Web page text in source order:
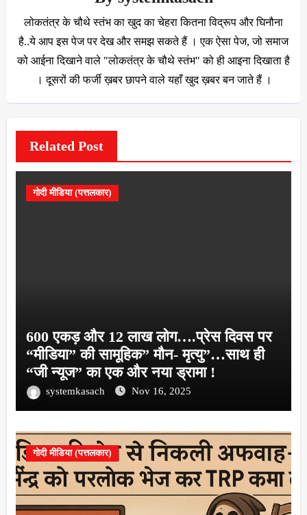
लोकतंत्र के चौथे स्तंभ का खुद का चेहरा कितना विद्रूप और घिनौना
है..ये आप इस पेज पर देख और समझ सकते हैं । एक ऐसा पेज, जो समाज
को आईना दिखाने वाले "लोकतंत्र के चौथे स्तंभ" को ही आइना दिखाता है
। दूसरों की फर्जी ख़बर छापने वाले यहाँ खुद ख़बर बन जाते हैं ।
Related Post
गोदी मीडिया (पत्तलकार)
600 एकड़ और 12 लाख लोग….प्रेस दिवस पर
“मीडिया” की सामूहिक” मौन- मृत्यु”…साथ ही
“जी न्यूज” का एक और नया ड्रामा !
systemkasach Nov 16, 2025
गोदी मीडिया (पत्तलकार)